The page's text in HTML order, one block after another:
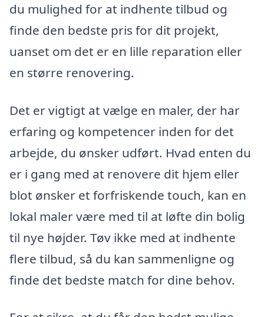
du mulighed for at indhente tilbud og
finde den bedste pris for dit projekt,
uanset om det er en lille reparation eller
en større renovering.
Det er vigtigt at vælge en maler, der har
erfaring og kompetencer inden for det
arbejde, du ønsker udført. Hvad enten du
er i gang med at renovere dit hjem eller
blot ønsker et forfriskende touch, kan en
lokal maler være med til at løfte din bolig
til nye højder. Tøv ikke med at indhente
flere tilbud, så du kan sammenligne og
finde det bedste match for dine behov.